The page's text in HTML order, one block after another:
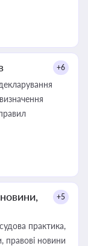
+6
+5
практика,
правові новини